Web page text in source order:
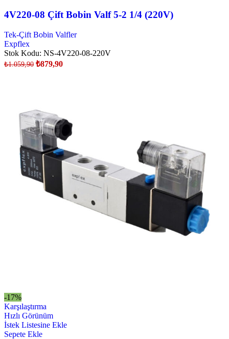
4V220-08 Çift Bobin Valf 5-2 1/4 (220V)
Tek-Çift Bobin Valfler
Expflex
Stok Kodu: NS-4V220-08-220V
₺1.059,90 ₺879,90
-17%
Karşılaştırma
Hızlı Görünüm
İstek Listesine Ekle
Sepete Ekle